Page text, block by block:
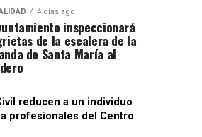
4 días ago
inspeccionará
de la escalera de la
de Santa María al
reducen a un individuo
profesionales del Centro